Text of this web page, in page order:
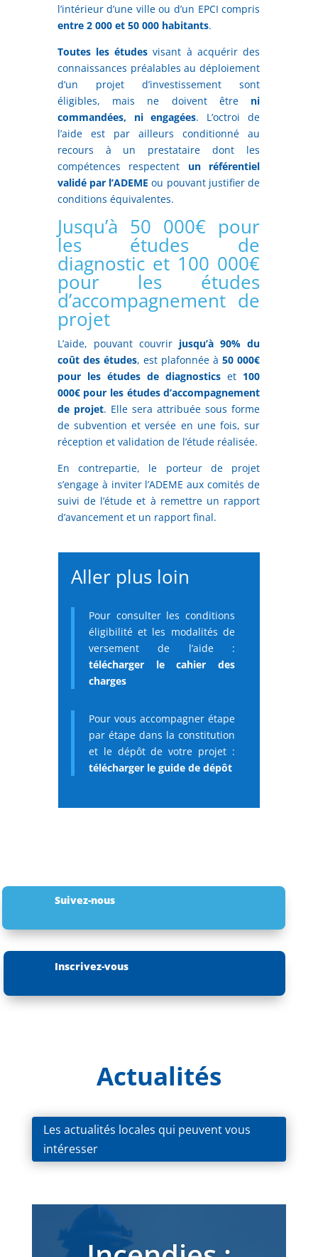
l’intérieur d’une ville ou d’un EPCI compris
entre 2 000 et 50 000 habitants.
Toutes les études visant à acquérir des
connaissances préalables au déploiement
d’un projet d’investissement sont
éligibles, mais ne doivent être ni
commandées, ni engagées. L’octroi de
l’aide est par ailleurs conditionné au
recours à un prestataire dont les
compétences respectent un référentiel
validé par l’ADEME ou pouvant justifier de
conditions équivalentes.
Jusqu’à 50 000€ pour
les études de
diagnostic et 100 000€
pour les études
d’accompagnement de
projet
L’aide, pouvant couvrir jusqu’à 90% du
coût des études, est plafonnée à50 000€
pour les études de diagnostics et 100
000€ pour les études d’accompagnement
de projet. Elle sera attribuée sous forme
de subvention et versée en une fois, sur
réception et validation de l’étude réalisée.
En contrepartie, le porteur de projet
s’engage à inviter l’ADEME aux comités de
suivi de l’étude et à remettre un rapport
d’avancement et un rapport final.
Aller plus loin
Pour consulter les conditions
éligibilité et les modalités de
versement de l’aide :
télécharger le cahier des
charges
Pour vous accompagner étape
par étape dans la constitution
et le dépôt de votre projet :
télécharger le guide de dépôt
Suivez-nous
Inscrivez-vous
Actualités
Les actualités locales qui peuvent vous
intéresser